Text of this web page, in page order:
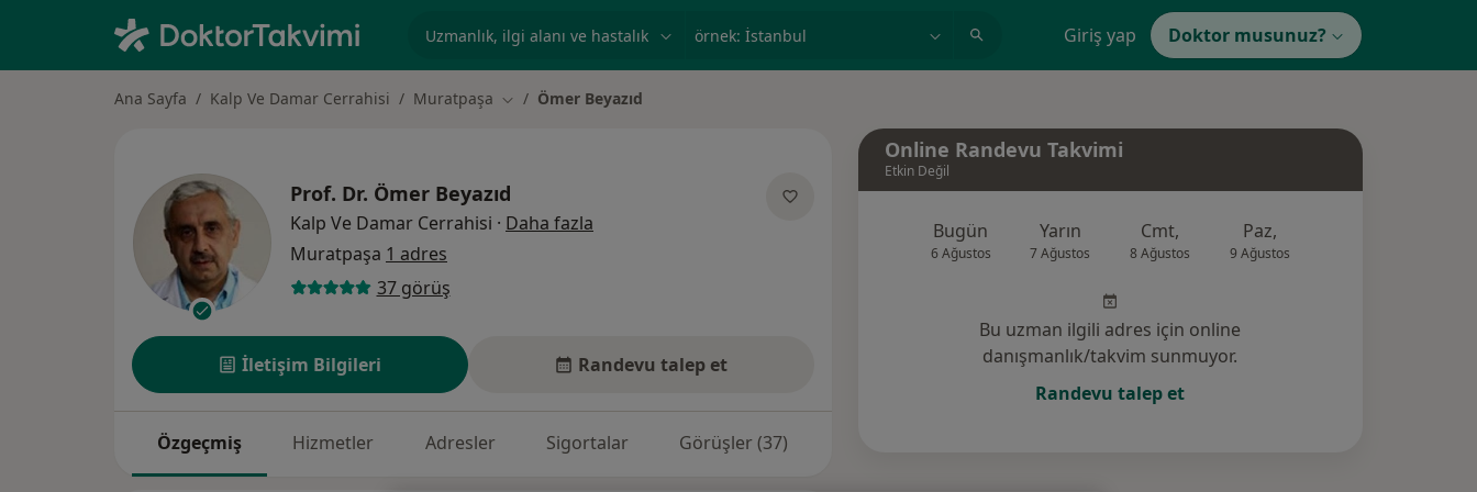
örnek: İstanbul Giriş yap Doktor musunuz?
Ana Sayfa Kalp Ve Damar Cerrahisi Muratpaşa Şehir değiştir
Ömer Beyazıd
Prof. Dr. Ömer Beyazıd
Kalp Ve Damar Cerrahisi · Daha fazla
Muratpaşa 1 adres
37 görüş
İletişim Bilgileri Randevu talep et
Özgeçmiş Hizmetler Adresler Sigortalar Görüşler (37)
Online Randevu Takvimi
Etkin Değil
Bugün
6 Ağustos
Yarın
7 Ağustos
Cmt,
8 Ağustos
Paz,
9 Ağustos
Bu uzman ilgili adres için online
danışmanlık/takvim sunmuyor.
Randevu talep et